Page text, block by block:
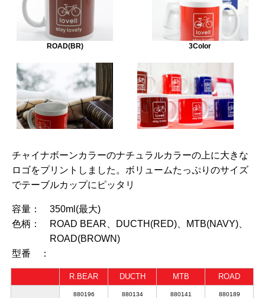
ROAD(BR) 3Color
チャイナボーンカラーのナチュラルカラーの上に大きな
ロゴをプリントしました。ボリュームたっぷりのサイズ
でテーブルカップにピッタリ
容量：
350ml(最大)
色柄：
ROAD BEAR、DUCTH(RED)、MTB(NAVY)、
ROAD(BROWN)
型番 ：
R.BEAR DUCTH MTB ROAD
880196 880134 880141 880189